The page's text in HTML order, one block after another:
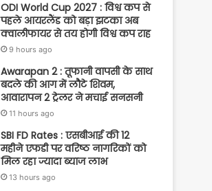
ODI World Cup 2027 : विश्व कप से
पहले आयरलैंड को बड़ा झटका अब
क्वालीफायर से तय होगी विश्व कप राह
9 hours ago
Awarapan 2 : तूफानी वापसी के साथ
बदले की आग में लौटे शिवम,
आवारापन 2 ट्रेलर ने मचाई सनसनी
11 hours ago
SBI FD Rates : एसबीआई की 12
महीने एफडी पर वरिष्ठ नागरिकों को
मिल रहा ज्यादा ब्याज लाभ
13 hours ago